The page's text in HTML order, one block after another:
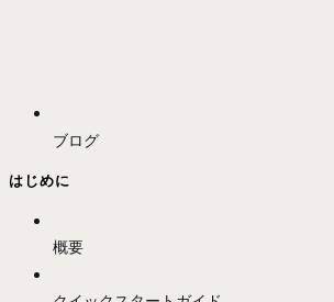
ブログ
はじめに
概要